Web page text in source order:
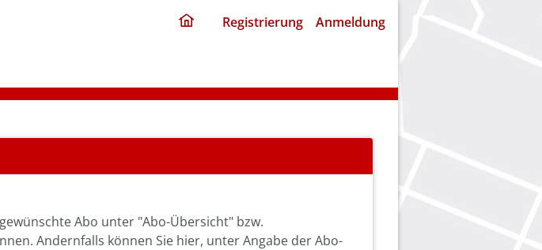
Registrierung Anmeldung
Abo unter "Abo-Übersicht" bzw.
Andernfalls können Sie hier, unter Angabe der Abo-